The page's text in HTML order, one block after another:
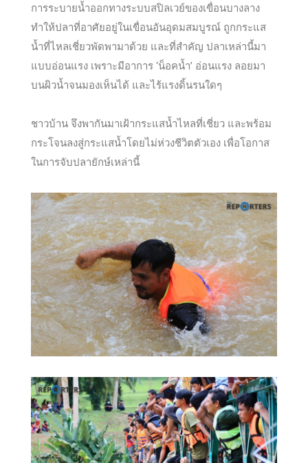
การระบายน้ำออกทางระบบสปิลเวย์ของเขื่อนบางลาง
ทำให้ปลาที่อาศัยอยู่ในเขื่อนอันอุดมสมบูรณ์ ถูกกระแส
น้ำที่ไหลเชี่ยวพัดพามาด้วย และที่สำคัญ ปลาเหล่านี้มา
แบบอ่อนแรง เพราะมีอาการ ‘น็อคน้ำ’ อ่อนแรง ลอยมา
บนผิวน้ำจนมองเห็นได้ และไร้แรงดิ้นรนใดๆ
ชาวบ้าน จึงพากันมาเฝ้ากระแสน้ำไหลที่เชี่ยว และพร้อม
กระโจนลงสู่กระแสน้ำโดยไม่ห่วงชีวิตตัวเอง เพื่อโอกาส
ในการจับปลายักษ์เหล่านี้